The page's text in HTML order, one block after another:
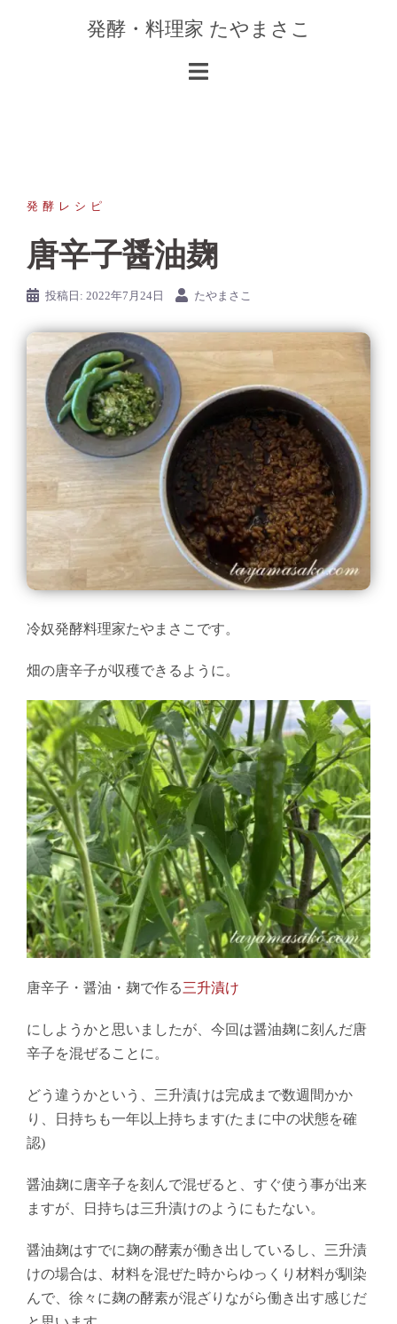
発酵・料理家 たやまさこ
発酵レシピ
唐辛子醤油麹
投稿日: 2022年7月24日 たやまさこ
冷奴発酵料理家たやまさこです。
畑の唐辛子が収穫できるように。
唐辛子・醤油・麹で作る三升漬け
にしようかと思いましたが、今回は醤油麹に刻んだ唐
辛子を混ぜることに。
どう違うかという、三升漬けは完成まで数週間かか
り、日持ちも一年以上持ちます(たまに中の状態を確
認)
醤油麹に唐辛子を刻んで混ぜると、すぐ使う事が出来
ますが、日持ちは三升漬けのようにもたない。
醤油麹はすでに麹の酵素が働き出しているし、三升漬
けの場合は、材料を混ぜた時からゆっくり材料が馴染
んで、徐々に麹の酵素が混ざりながら働き出す感じだ